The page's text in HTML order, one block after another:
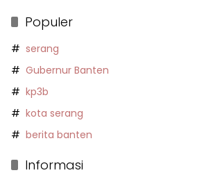
Populer
serang
Gubernur Banten
kp3b
kota serang
berita banten
Informasi